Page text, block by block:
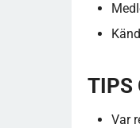
TIPS
Var